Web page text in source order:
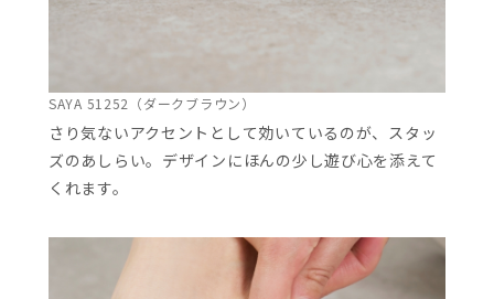
SAYA 51252（ダークブラウン）
さり気ないアクセントとして効いているのが、スタッ
ズのあしらい。デザインにほんの少し遊び心を添えて
くれます。